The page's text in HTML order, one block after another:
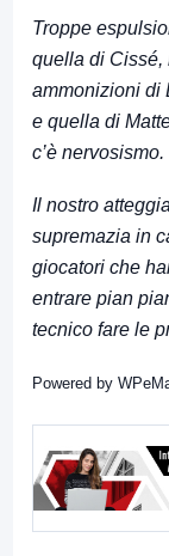
Troppe
quella di Cissé,
ammonizioni di
e quella di
c’è nervosismo.
Il nostro
supremazia in
giocatori che
entrare pian
tecnico fare le
Powered by